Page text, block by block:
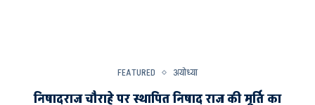
FEATURED अयोध्या
निषादराज चौराहे पर स्थापित निषाद राज की मूर्ति का